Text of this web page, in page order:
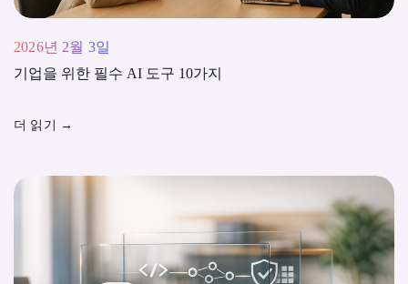
2026년 2월 3일
기업을 위한 필수 AI 도구 10가지
더 읽기 →